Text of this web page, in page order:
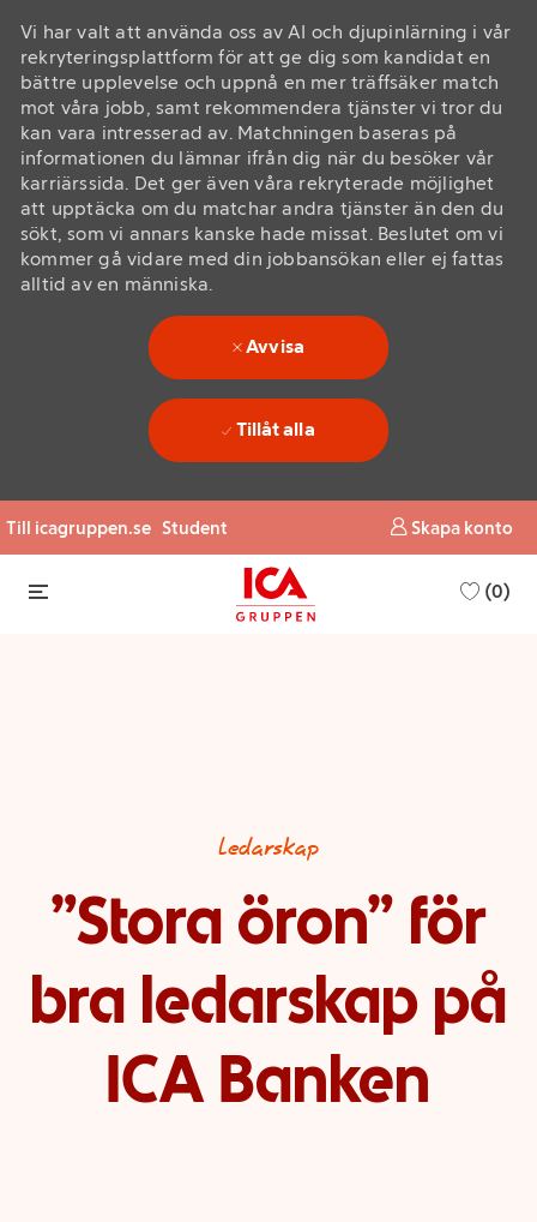
Skip to main content
Till icagruppen.se Student Skapa konto
(0)
Vi har valt att använda oss av AI och djupinlärning i vår
rekryteringsplattform för att ge dig som kandidat en
bättre upplevelse och uppnå en mer träffsäker match
mot våra jobb, samt rekommendera tjänster vi tror du
kan vara intresserad av. Matchningen baseras på
informationen du lämnar ifrån dig när du besöker vår
karriärssida. Det ger även våra rekryterade möjlighet
att upptäcka om du matchar andra tjänster än den du
sökt, som vi annars kanske hade missat. Beslutet om vi
kommer gå vidare med din jobbansökan eller ej fattas
alltid av en människa.
Avvisa
Tillåt alla
Category
Ledarskap
”Stora öron” för
bra ledarskap på
ICA Banken